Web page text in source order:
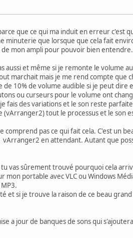
que ce qui ma induit en erreur c'est
minuterie que lorsque que cela fait
mon ampli pour pouvoir bien entendre.
et même si je remonte le volume
marchait mais je me rend compte
10% de volume audible si je peut dire
ou curseurs pour le volume ont
fais des variations et le son reste
tout le processus et le son
pas ce qui fait cela. C'est un
en attendant. Autant que
vas sûrement trouvé pourquoi cela
portable avec VLC ou Windows
et si je trouve la raison de ce beau
a jour de banques de sons qui